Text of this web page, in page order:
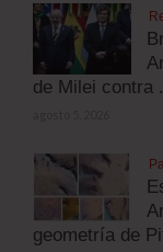
de Milei contra
geometría de